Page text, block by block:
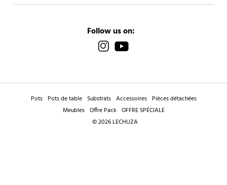
Follow us on:
Pots Pots de table Substrats Accessoires Pièces détachées
Meubles Offre Pack OFFRE SPÉCIALE
© 2026 LECHUZA